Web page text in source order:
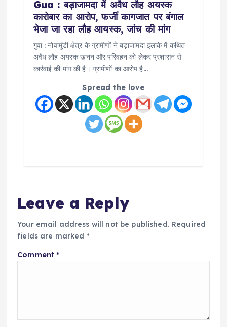
Gua : बड़ाजामदा में अवैध लौह अयस्क
कारोबार का आरोप, फर्जी कागजात पर बंगाल
भेजा जा रहा लौह आयस्क, जांच की मांग
गुवा : नोवामुंडी क्षेत्र के ग्रामीणों ने बड़ाजामदा इलाके में कथित
अवैध लौह अयस्क खनन और परिवहन को लेकर प्रशासन से
कार्रवाई की मांग की है। ग्रामीणों का आरोप है…
Spread the love
Leave a Reply
Your email address will not be published. Required
fields are marked *
Comment*